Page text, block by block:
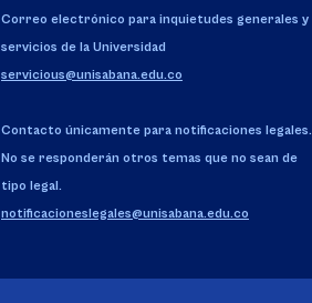
Correo electrónico para inquietudes generales y
servicios de la Universidad
servicious@unisabana.edu.co
Contacto únicamente para notificaciones legales.
No se responderán otros temas que no sean de
tipo legal.
notificacioneslegales@unisabana.edu.co